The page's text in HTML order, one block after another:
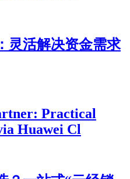
灵活解决资金需求
Practical
Huawei Cl